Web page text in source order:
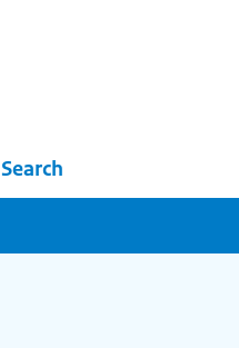
Search